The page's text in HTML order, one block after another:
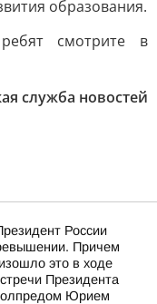
образования.
смотрите в
служба новостей
России
Причем
это в ходе
Президента
Юрием